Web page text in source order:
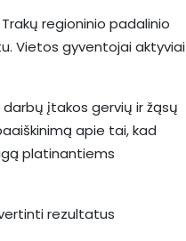
regioninio padalinio
Vietos gyventojai aktyviai
įtakos gervių ir žąsų
apie tai, kad
platinantiems
rezultatus